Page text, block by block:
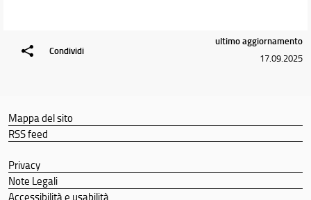
Condividi
ultimo aggiornamento
17.09.2025
Mappa del sito
RSS feed
Privacy
Note Legali
Accessibilità e usabilità